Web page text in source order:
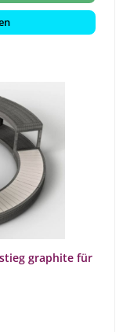
graphite für